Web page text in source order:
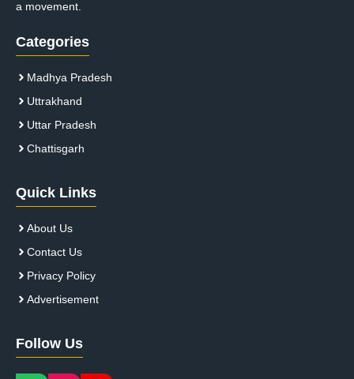
a movement.
Categories
Madhya Pradesh
Uttrakhand
Uttar Pradesh
Chattisgarh
Quick Links
About Us
Contact Us
Privacy Policy
Advertisement
Follow Us